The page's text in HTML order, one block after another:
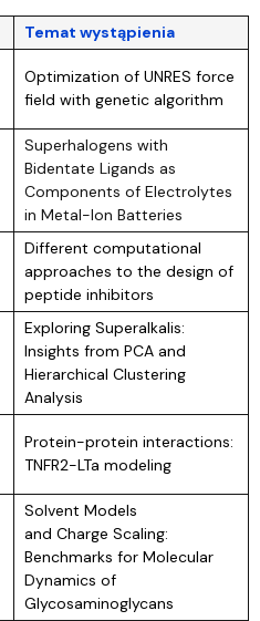
Temat wystąpienia
Optimization of UNRES force
field with genetic algorithm
Superhalogens with
Bidentate Ligands as
Components of Electrolytes
in Metal-Ion Batteries
Different computational
approaches to the design of
peptide inhibitors
Exploring Superalkalis:
Insights from PCA and
Hierarchical Clustering
Analysis
Protein-protein interactions:
TNFR2-LTa modeling
Solvent Models
and Charge Scaling:
Benchmarks for Molecular
Dynamics of
Glycosaminoglycans